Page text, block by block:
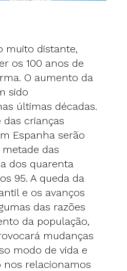
muito distante,
os 100 anos de
O aumento da
sido
últimas décadas.
das crianças
Espanha serão
das
dos quarenta
95. A queda da
e os avanços
das razões
da população,
mudanças
modo de vida e
relacionamos